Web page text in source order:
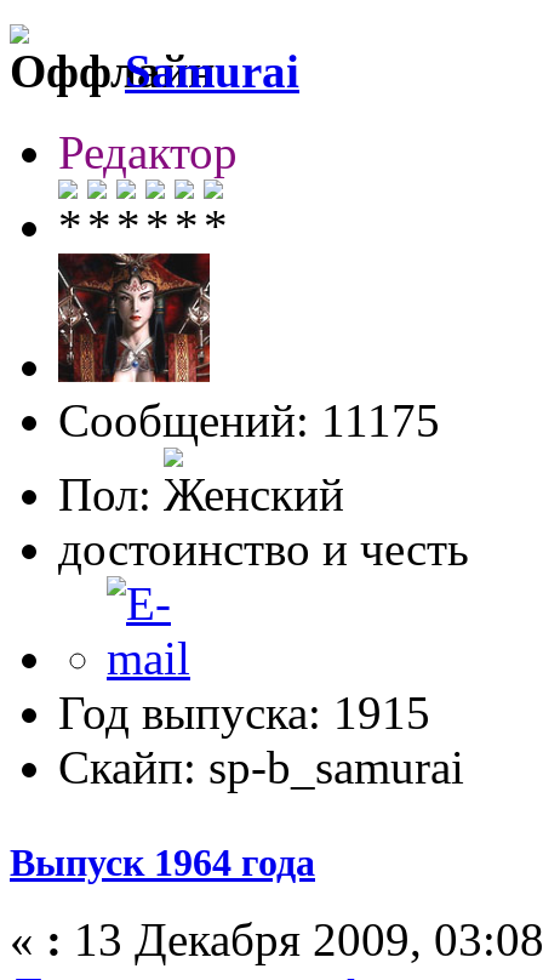
Samurai
Редактор
Сообщений: 11175
Пол:
достоинство и честь
Год выпуска: 1915
Скайп: sp-b_samurai
Выпуск 1964 года
« : 13 Декабря 2009,